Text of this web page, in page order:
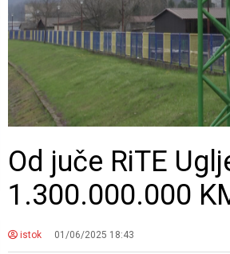
Od juče RiTE
1.300.000.000
istok 01/06/2025 18:43